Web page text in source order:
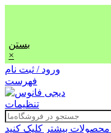
بستن
×
ورود / ثبت نام
فهرست
تنظیمات